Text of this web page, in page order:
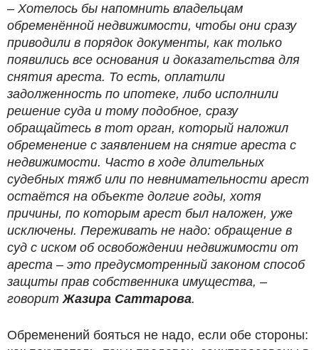
– Хотелось бы напомнить владельцам
обременённой недвижимости, чтобы они сразу
приводили в порядок документы, как только
появились все основания и доказательства для
снятия ареста. То есть, оплатили
задолженность по ипотеке, либо исполнили
решение суда и тому подобное, сразу
обращайтесь в тот орган, который наложил
обременение с заявлением на снятие ареста с
недвижимости. Часто в ходе длительных
судебных тяжб или по невнимательности арест
остаётся на объекте долгие годы, хотя
причины, по которым арест был наложен, уже
исключены. Переживать не надо: обращение в
суд с иском об освобождении недвижимости от
ареста – это предусмотренный законом способ
защиты прав собственника имущества, –
говорит Жазира Саттарова.
Обременений бояться не надо, если обе стороны: